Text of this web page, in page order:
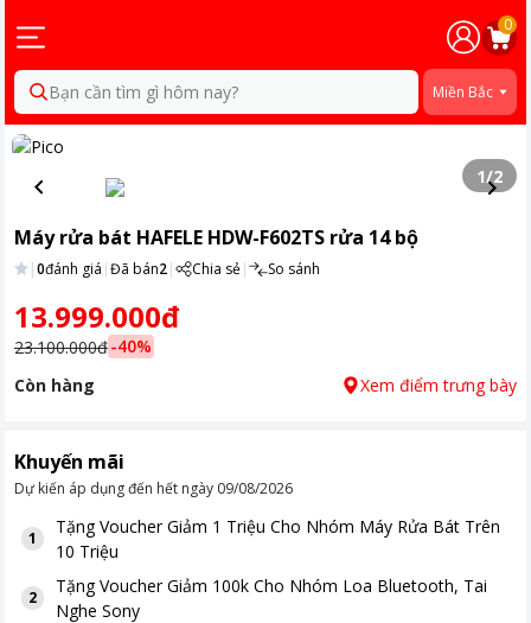
0
Bạn cần tìm gì hôm nay? Miền Bắc
1/2
Máy rửa bát HAFELE HDW-F602TS rửa 14 bộ
|0đánh giá |Đã bán2| Chia sẻ| So sánh
13.999.000đ
23.100.000đ-40%
Còn hàng
Xem điểm trưng bày
Khuyến mãi
Dự kiến áp dụng đến hết ngày 09/08/2026
1
TặngVoucher Giảm 1 Triệu Cho Nhóm Máy Rửa Bát Trên
10 Triệu
2
TặngVoucher Giảm 100k Cho Nhóm Loa Bluetooth, Tai
Nghe Sony